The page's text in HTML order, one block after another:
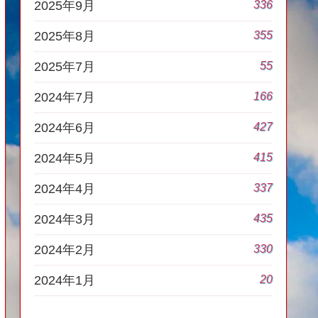
2025年9月 336
2025年8月 355
2025年7月 55
2024年7月 166
2024年6月 427
2024年5月 415
2024年4月 337
2024年3月 435
2024年2月 330
2024年1月 20